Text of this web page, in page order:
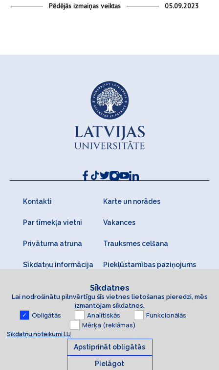
Pēdējās izmaiņas veiktas 05.09.2023
Kontakti Karte un norādes
Par tīmekļa vietni Vakances
Privātuma atruna Trauksmes celšana
Sīkdatņu informācija Piekļūstamības paziņojums
Sīkdatnes
Lai nodrošinātu pilnvērtīgu šīs vietnes lietošanas pieredzi, mēs
izmantojam sīkdatnes.
Obligātās Analītiskās
Funkcionālās
Mērķa (reklāmas)
Sīkdatņu noteikumi LU
Apstiprināt obligātās
Pielāgot